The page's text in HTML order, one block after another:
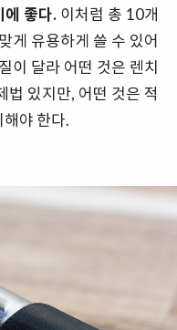
에 좋다. 이처럼 총 10개
게 유용하게 쓸 수 있어
이 달라 어떤 것은 렌치
법 있지만, 어떤 것은 적
야 한다.